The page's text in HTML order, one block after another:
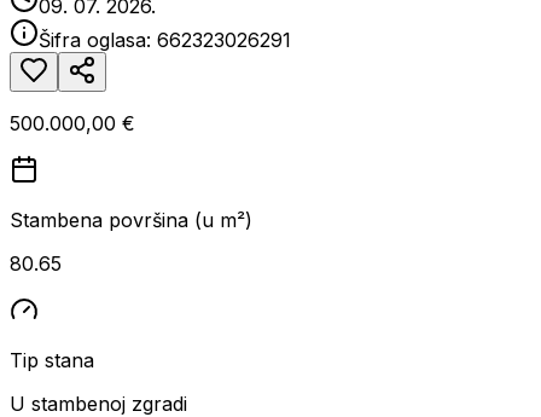
09. 07. 2026.
Šifra oglasa: 662323026291
500.000,00 €
Stambena površina (u m²)
80.65
Tip stana
U stambenoj zgradi